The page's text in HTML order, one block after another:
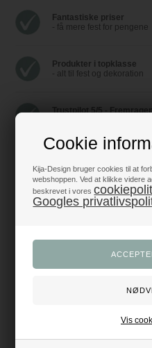
Cookie
Kija-Design bruger cookies til at
webshoppen. Ved at klikke videre
beskrevet i vores
Googles
Vis
Fantastiske priser
- få mere fest for pengene
Produkter i topklasse
- alt til fest og dekoration
Trustpilot 5/5 -
- med hurtig levering
Beskrivelse
Anmeldelser
signalerer festlig fejring af den blå
dag, du får 20 stk. for prisen.
eller det er
studenterkørsel, så vil disse
Læg en flot papirdug på bordet, sæt